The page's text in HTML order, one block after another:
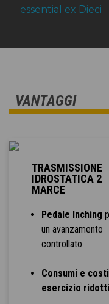
VANTAGGI
TRASMISSIONE
IDROSTATICA 2
MARCE
Pedale Inching
un avanzamento
controllato
Consumi e
esercizio ridotti